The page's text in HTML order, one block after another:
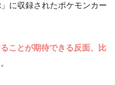
に収録されたポケモンカー
ことが期待できる反面、比